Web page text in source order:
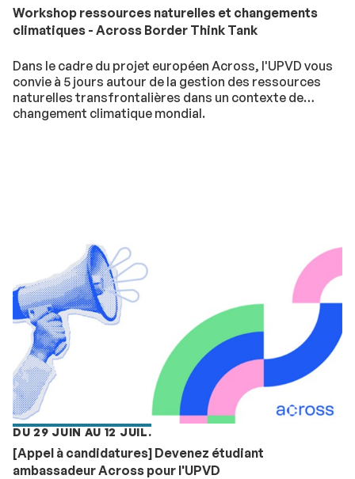
Workshop ressources naturelles et changements
climatiques - Across Border Think Tank
Dans le cadre du projet européen Across, l'UPVD vous
convie à 5 jours autour de la gestion des ressources
naturelles transfrontalières dans un contexte de
changement climatique mondial.
DU 29 JUIN AU 12 JUIL.
[Appel à candidatures] Devenez étudiant
ambassadeur Across pour l'UPVD